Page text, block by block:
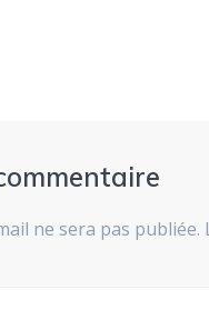
ne sera pas publiée.